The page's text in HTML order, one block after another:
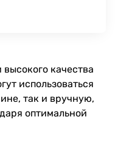
качества
использоваться
так и вручную,
оптимальной